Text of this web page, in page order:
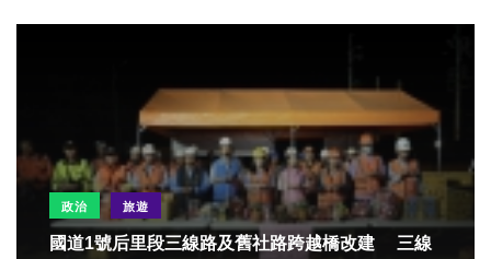
政治 旅遊
國道1號后里段三線路及舊社路跨越橋改建 三線